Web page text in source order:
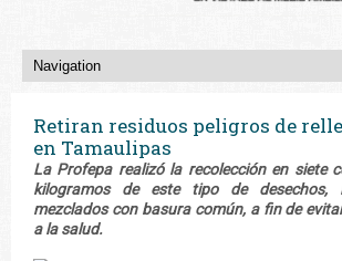
Retiran residuos peligros de
en Tamaulipas
La Profepa realizó la recolección en siete
kilogramos de este tipo de desechos,
mezclados con basura común, a fin de
a la salud.